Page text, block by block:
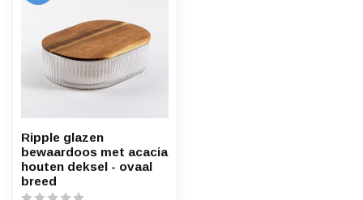
Ripple glazen
bewaardoos met acacia
houten deksel - ovaal
breed